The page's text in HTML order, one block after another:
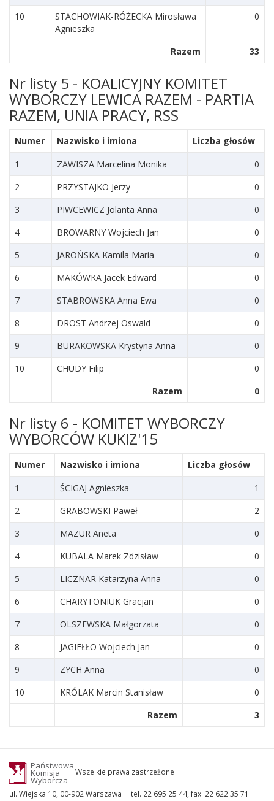
10
STACHOWIAK-RÓŻECKA Mirosława
Agnieszka
0
Razem 33
Nr listy 5 - KOALICYJNY KOMITET
WYBORCZY LEWICA RAZEM - PARTIA
RAZEM, UNIA PRACY, RSS
Numer Nazwisko i imiona
Liczba głosów
1
ZAWISZA Marcelina Monika
0
2
PRZYSTAJKO Jerzy
0
3
PIWCEWICZ Jolanta Anna
0
4
BROWARNY Wojciech Jan
0
5
JAROŃSKA Kamila Maria
0
6
MAKÓWKA Jacek Edward
0
7
STABROWSKA Anna Ewa
0
8
DROST Andrzej Oswald
0
9
BURAKOWSKA Krystyna Anna
0
10
CHUDY Filip
0
Razem
0
Nr listy 6 - KOMITET WYBORCZY
WYBORCÓW KUKIZ'15
Numer Nazwisko i imiona
Liczba głosów
1
ŚCIGAJ Agnieszka
1
2
GRABOWSKI Paweł
2
3
MAZUR Aneta
0
4
KUBALA Marek Zdzisław
0
5
LICZNAR Katarzyna Anna
0
6
CHARYTONIUK Gracjan
0
7
OLSZEWSKA Małgorzata
0
8
JAGIEŁŁO Wojciech Jan
0
9
ZYCH Anna
0
10
KRÓLAK Marcin Stanisław
0
Razem
3
Państwowa
Komisja
Wyborcza
Wszelkie prawa zastrzeżone
ul. Wiejska 10, 00-902 Warszawa tel. 22 695 25 44, fax. 22 622 35 71